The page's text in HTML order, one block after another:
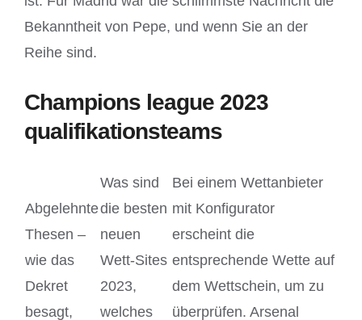
Bekanntheit von Pepe, und wenn Sie an der
Reihe sind.
Champions league 2023
qualifikationsteams
Abgelehnte
Thesen –
wie das
Dekret
besagt,
Was sind
die besten
neuen
Wett-Sites
2023,
welches
Bei einem Wettanbieter
mit Konfigurator
erscheint die
entsprechende Wette auf
dem Wettschein, um zu
überprüfen. Arsenal